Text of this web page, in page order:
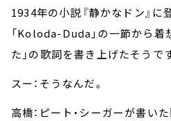
1934年の小説『静かなドン』
「Koloda-Duda」の一節から着
た」の歌詞を書き上げたそうで
スー：そうなんだ。
高橋：ピート・シーガーが書い